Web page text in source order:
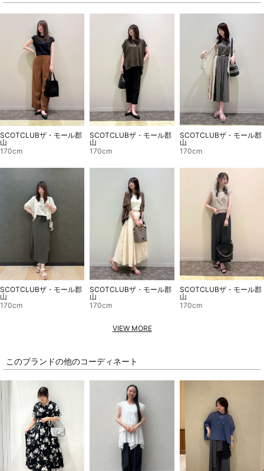
SCOTCLUBザ・モール郡
山
170cm
SCOTCLUBザ・モール郡
山
170cm
SCOTCLUBザ・モール郡
山
170cm
SCOTCLUBザ・モール郡
山
170cm
SCOTCLUBザ・モール郡
山
170cm
SCOTCLUBザ・モール郡
山
170cm
VIEW MORE
このブランドの他のコーディネート